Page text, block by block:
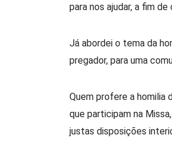
para nos ajudar, a fim
Já abordei o tema da
pregador, para uma
Quem profere a homilia
que participam na
justas disposições